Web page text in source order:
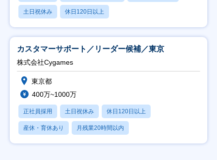
土日祝休み 休日120日以上
カスタマーサポート／リーダー候補／東京
株式会社Cygames
東京都
400万~1000万
正社員採用 土日祝休み 休日120日以上
産休・育休あり 月残業20時間以内